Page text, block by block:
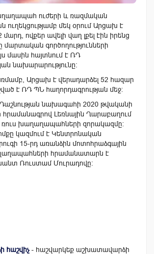
ուժերի և ռազմական
ուղեկցությամբ մեկ օրում Արցախ է
մարդ, ովքեր ավելի վաղ լքել էին իրենց
մարտական գործողությունների
մասին հայտնում է ՌԴ
նախարարությունը:
Արցախ է վերադարձել 52 հազար
է ՌԴ ՊՆ հաղորդագրության մեջ:
նախագահի 2020 թվականի
հրամանագրով Լեռնային Ղարաբաղում
ռուս խաղաղապահների զորակազմը:
կազմում է Կենտրոնական
15-րդ առանձին մոտոհրաձգային
հրամանատարն է
Ռուստամ Մուրադովը։
հաշվիչ - հաշվարկեք աշխատավարձի